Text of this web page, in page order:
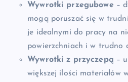
Wywrotki przegubowe–
mogą poruszać się w
je idealnymi do pracy na
powierzchniach i w trudno
Wywrotki z przyczepą –
większej ilości materiałów